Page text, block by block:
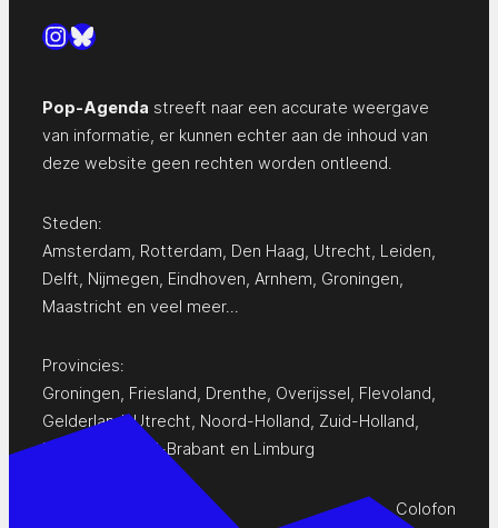
Instagram
Bluesky
Pop-Agenda streeft naar een accurate weergave
van informatie, er kunnen echter aan de inhoud van
deze website geen rechten worden ontleend.
Steden:
Amsterdam Rotterdam Den Haag Utrecht Leiden
Delft Nijmegen Eindhoven Arnhem Groningen
Maastricht en veel meer…
Provincies:
Groningen, Friesland, Drenthe, Overijssel, Flevoland,
Gelderland,Utrecht, Noord-Holland, Zuid-Holland,
Zeeland
Noord-Brabant en Limburg
Colofon